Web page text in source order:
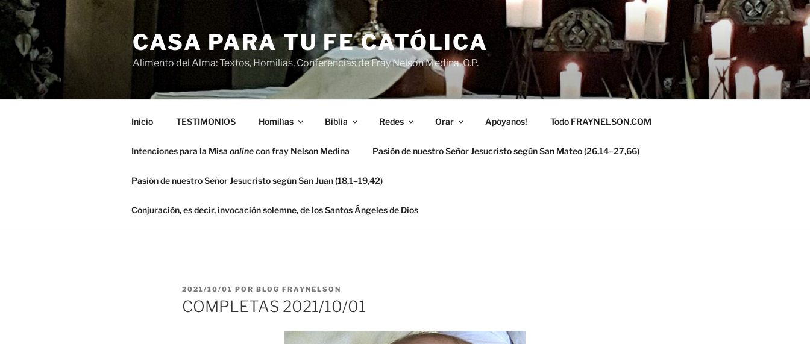
Saltar
contenido
CASA PARA TU FE CATÓLICA
Alimento del Alma: Textos, Homilias, Conferencias de Fray Nelson Medina, O.P.
Inicio TESTIMONIOS Homilías Biblia Redes Orar Apóyanos! Todo FRAYNELSON.COM
Intenciones para la Misa onlinecon fray Nelson Medina Pasión de nuestro Señor Jesucristo según San Mateo (26,14–27,66)
Pasión de nuestro Señor Jesucristo según San Juan (18,1–19,42)
Conjuración, es decir, invocación solemne, de los Santos Ángeles de Dios
PUBLICADO
EL
2021/10/01 POR BLOG FRAYNELSON
COMPLETAS 2021/10/01